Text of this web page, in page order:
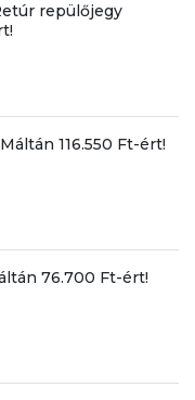
repülőjegy
116.550 Ft-ért!
76.700 Ft-ért!